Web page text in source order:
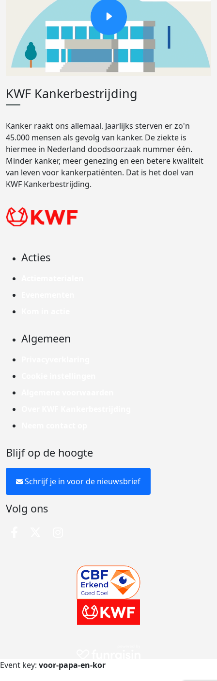
KWF Kankerbestrijding
Kanker raakt ons allemaal. Jaarlijks sterven er zo'n
45.000 mensen als gevolg van kanker. De ziekte is
hiermee in Nederland doodsoorzaak nummer één.
Minder kanker, meer genezing en een betere kwaliteit
van leven voor kankerpatiënten. Dat is het doel van
KWF Kankerbestrijding.
Acties
Algemeen
Blijf op de hoogte
Schrijf je in voor de nieuwsbrief
Volg ons
Event key: voor-papa-en-kor